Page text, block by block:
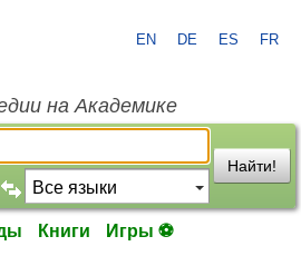
EN DE ES FR
на Академике
Найти!
Книги Игры ⚽